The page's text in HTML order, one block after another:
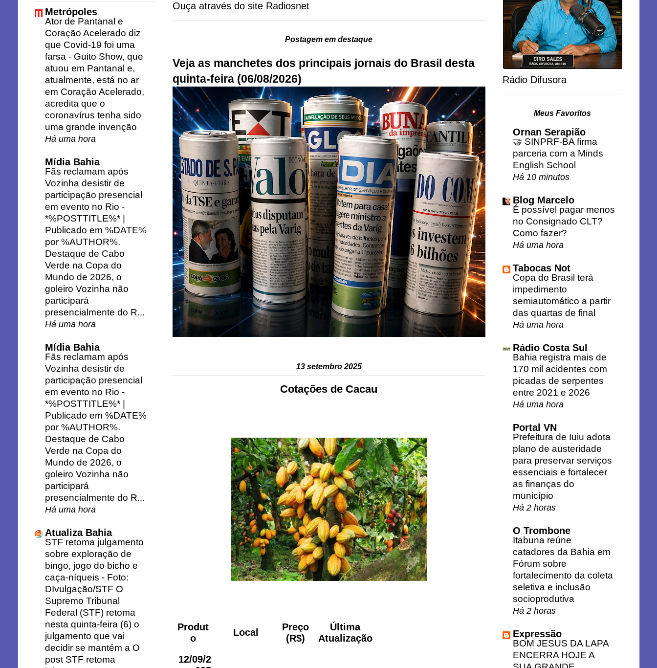
Ouça através do site Radiosnet
Postagem em destaque
Veja as manchetes dos principais jornais do Brasil desta
quinta-feira (06/08/2026)
13 setembro 2025
Cotações de Cacau
Produt
o
Local
Preço
(R$)
Última
Atualização
12/09/2
Metrópoles
Ator de Pantanal e
Coração Acelerado diz
que Covid-19 foi uma
farsa - Guito Show, que
atuou em Pantanal e,
atualmente, está no ar
em Coração Acelerado,
acredita que o
coronavírus tenha sido
uma grande invenção
Há uma hora
Mídia Bahia
Fãs reclamam após
Vozinha desistir de
participação presencial
em evento no Rio -
*%POSTTITLE%* |
Publicado em %DATE%
por %AUTHOR%.
Destaque de Cabo
Verde na Copa do
Mundo de 2026, o
goleiro Vozinha não
participará
presencialmente do R...
Há uma hora
Mídia Bahia
Fãs reclamam após
Vozinha desistir de
participação presencial
em evento no Rio -
*%POSTTITLE%* |
Publicado em %DATE%
por %AUTHOR%.
Destaque de Cabo
Verde na Copa do
Mundo de 2026, o
goleiro Vozinha não
participará
presencialmente do R...
Há uma hora
Atualiza Bahia
STF retoma julgamento
sobre exploração de
bingo, jogo do bicho e
caça-níqueis - Foto:
DIvulgação/STF O
Supremo Tribunal
Federal (STF) retoma
nesta quinta-feira (6) o
julgamento que vai
decidir se mantém a O
post STF retoma
Rádio Difusora
Meus Favoritos
Ornan Serapião
🤝 SINPRF-BA firma
parceria com a Minds
English School
Há 10 minutos
Blog Marcelo
É possível pagar menos
no Consignado CLT?
Como fazer?
Há uma hora
Tabocas Not
Copa do Brasil terá
impedimento
semiautomático a partir
das quartas de final
Há uma hora
Rádio Costa Sul
Bahia registra mais de
170 mil acidentes com
picadas de serpentes
entre 2021 e 2026
Há uma hora
Portal VN
Prefeitura de Iuiu adota
plano de austeridade
para preservar serviços
essenciais e fortalecer
as finanças do
município
Há 2 horas
O Trombone
Itabuna reúne
catadores da Bahia em
Fórum sobre
fortalecimento da coleta
seletiva e inclusão
socioprodutiva
Há 2 horas
Expressão
BOM JESUS DA LAPA
ENCERRA HOJE A